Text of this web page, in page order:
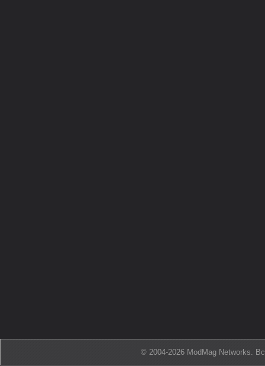
© 2004-2026 ModMag Networks.